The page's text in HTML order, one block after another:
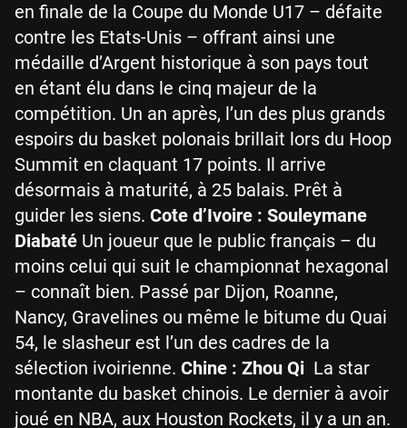
en finale de la Coupe du Monde U17 – défaite
contre les Etats-Unis – offrant ainsi une
médaille d’Argent historique à son pays tout
en étant élu dans le cinq majeur de la
compétition. Un an après, l’un des plus grands
espoirs du basket polonais brillait lors du Hoop
Summit en claquant 17 points. Il arrive
désormais à maturité, à 25 balais. Prêt à
guider les siens. Cote d’Ivoire : Souleymane
Diabaté Un joueur que le public français – du
moins celui qui suit le championnat hexagonal
– connaît bien. Passé par Dijon, Roanne,
Nancy, Gravelines ou même le bitume du Quai
54, le slasheur est l’un des cadres de la
sélection ivoirienne. Chine : Zhou Qi La star
montante du basket chinois. Le dernier à avoir
joué en NBA, aux Houston Rockets, il y a un an.